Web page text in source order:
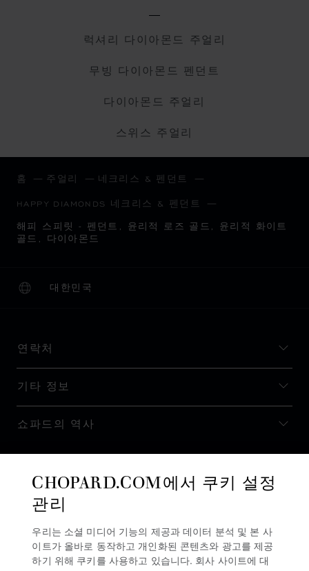
럭셔리 다이아몬드 주얼리
무빙 다이아몬드 펜던트
다이아몬드 주얼리
스위스 주얼리
홈 주얼리 네크리스 & 펜던트
HAPPY DIAMONDS 네크리스 & 펜던트
해피 스피릿 - 펜던트, 윤리적 로즈 골드, 윤리적 화이트
골드, 다이아몬드
대한민국
현지화(국가 변경)
국가 변경
연락처
기타 정보
쇼파드의 역사
뉴스레터 구독
CHOPARD.COM에서 쿠키 설정
관리
우리는 소셜 미디어 기능의 제공과 데이터 분석 및 본 사
이트가 올바로 동작하고 개인화된 콘텐츠와 광고를 제공
하기 위해 쿠키를 사용하고 있습니다. 회사 사이트에 대